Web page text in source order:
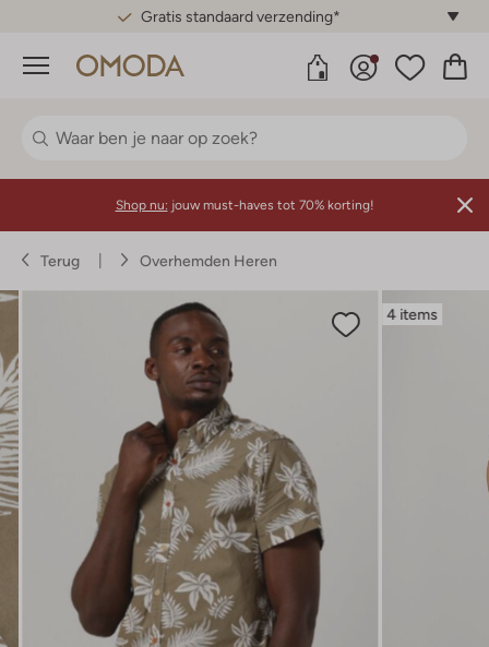
Gratis standaard verzending*
Menu
Shop nu: jouw must-haves tot 70% korting!
Terug Overhemden Heren
4 items